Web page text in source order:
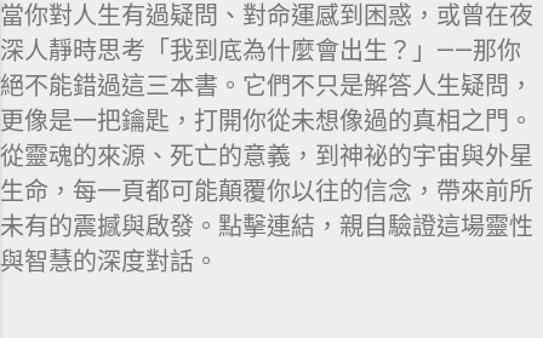
當你對人生有過疑問、對命運感到困惑，或曾在夜
深人靜時思考「我到底為什麼會出生？」——那你
絕不能錯過這三本書。它們不只是解答人生疑問，
更像是一把鑰匙，打開你從未想像過的真相之門。
從靈魂的來源、死亡的意義，到神祕的宇宙與外星
生命，每一頁都可能顛覆你以往的信念，帶來前所
未有的震撼與啟發。點擊連結，親自驗證這場靈性
與智慧的深度對話。